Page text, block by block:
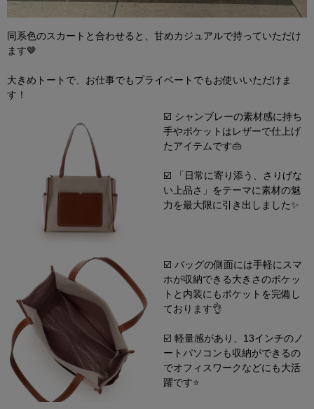
同系色のスカートと合わせると、甘めカジュアルで持っていただけ
ます🤎
大きめトートで、お仕事でもプライベートでもお使いいただけま
す！
☑️ シャンブレーの素材感に持ち
手やポケットはレザーで仕上げ
たアイテムです👜
☑️ 「日常に寄り添う、さりげな
い上品さ」をテーマに素材の魅
力を最大限に引き出しました✨
☑️ バッグの側面には手軽にスマ
ホが収納できる大きさのポケッ
トと内装にもポケットを完備し
ております👌
☑️ 軽量感があり、13インチのノ
ートパソコンも収納ができるの
でオフィスワークなどにも大活
躍です⭐️